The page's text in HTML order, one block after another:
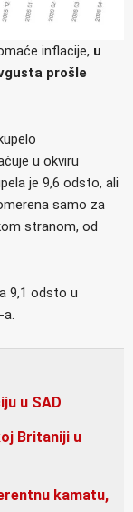
inflacije, u
prošle
u okviru
je 9,6 odsto, ali
samo za
stranom, od
9,1 odsto u
a.
u SAD
Britaniji u
kamatu,